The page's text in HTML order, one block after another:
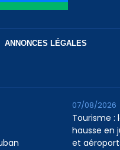
ANNONCES LÉGALES
Tourisme :
hausse en
et
07/08/2026